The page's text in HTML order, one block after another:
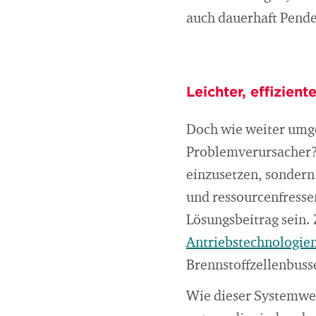
auch dauerhaft
Leichter,
Doch wie weiter
einzusetzen,
und
Lösungsbeitrag sein.
Wie dieser